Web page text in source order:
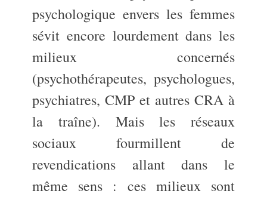
psychologique envers les femmes
sévit encore lourdement dans les
milieux concernés
(psychothérapeutes, psychologues,
psychiatres, CMP et autres CRA à
la traîne). Mais les réseaux
sociaux fourmillent de
revendications allant dans le
même sens : ces milieux sont